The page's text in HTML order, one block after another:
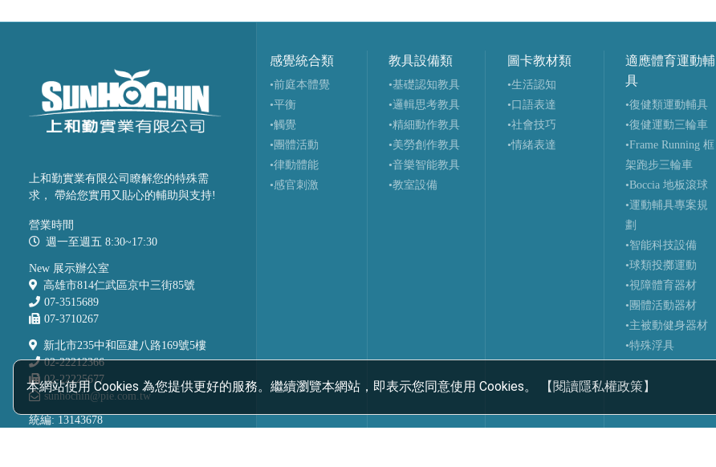
本網站使用 Cookies 為您提供更好的服務。繼續瀏覽本網站，即表示您同意使用 Cookies。 【閱讀隱私權政策】
上和勤實業有限公司瞭解您的特殊需
求， 帶給您實用又貼心的輔助與支持!
營業時間
週一至週五 8:30~17:30
New 展示辦公室
高雄市814仁武區京中三街85號
07-3515689
07-3710267
新北市235中和區建八路169號5樓
02-22212366
02-22225677
sunhochin@pie.com.tw
統編: 13143678
感覺統合類
•前庭本體覺
•平衡
•觸覺
•團體活動
•律動體能
•感官刺激
教具設備類
•基礎認知教具
•邏輯思考教具
•精細動作教具
•美勞創作教具
•音樂智能教具
•教室設備
圖卡教材類
•生活認知
•口語表達
•社會技巧
•情緒表達
適應體育運動輔
具
•復健類運動輔具
•復健運動三輪車
•Frame Running 框
架跑步三輪車
•Boccia 地板滾球
•運動輔具專案規
劃
•智能科技設備
•球類投擲運動
•視障體育器材
•團體活動器材
•主被動健身器材
•特殊浮具